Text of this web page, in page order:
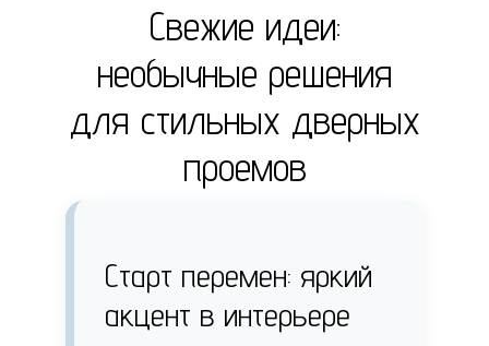
Свежие идеи:
необычные решения
для стильных дверных
проемов
Старт перемен: яркий
акцент в интерьере